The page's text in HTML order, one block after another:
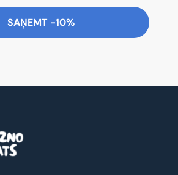
SAŅEMT -10%